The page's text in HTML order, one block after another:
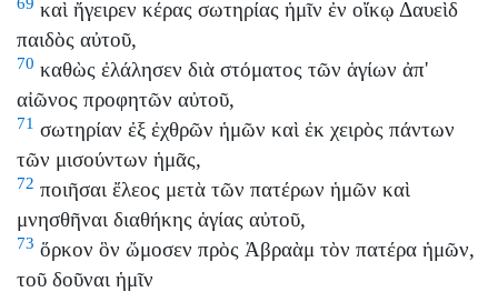
καὶ ἤγειρεν κέρας σωτηρίας ἡμῖν ἐν οἴκῳ Δαυεὶδ
παιδὸς αὐτοῦ,
70 καθὼς ἐλάλησεν διὰ στόματος τῶν ἁγίων ἀπ'
αἰῶνος προφητῶν αὐτοῦ,
71 σωτηρίαν ἐξ ἐχθρῶν ἡμῶν καὶ ἐκ χειρὸς πάντων
τῶν μισούντων ἡμᾶς,
72 ποιῆσαι ἔλεος μετὰ τῶν πατέρων ἡμῶν καὶ
μνησθῆναι διαθήκης ἁγίας αὐτοῦ,
73 ὅρκον ὃν ὤμοσεν πρὸς Ἀβραὰμ τὸν πατέρα ἡμῶν,
τοῦ δοῦναι ἡμῖν